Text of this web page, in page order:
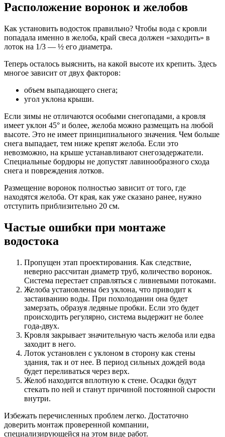
Расположение воронок и желобов
Как установить водосток правильно? Чтобы вода с кровли
попадала именно в желоба, край свеса должен «заходить» в
лоток на 1/3 — ½ его диаметра.
Теперь осталось выяснить, на какой высоте их крепить. Здесь
многое зависит от двух факторов:
объем выпадающего снега;
угол уклона крыши.
Если зимы не отличаются особыми снегопадами, а кровля
имеет уклон 45° и более, желоба можно размещать на любой
высоте. Это не имеет принципиального значения. Чем больше
снега выпадает, тем ниже крепят желоба. Если это
невозможно, на крыше устанавливают снегозадержатели.
Специальные бордюры не допустят лавинообразного схода
снега и повреждения лотков.
Размещение воронок полностью зависит от того, где
находятся желоба. От края, как уже сказано ранее, нужно
отступить приблизительно 20 см.
Частые ошибки при монтаже
водостока
Пропущен этап проектирования. Как следствие,
неверно рассчитан диаметр труб, количество воронок.
Система перестает справляться с ливневыми потоками.
Желоба установлены без уклона, что приводит к
застаиванию воды. При похолодании она будет
замерзать, образуя ледяные пробки. Если это будет
происходить регулярно, система выдержит не более
года-двух.
Кровля закрывает значительную часть желоба или едва
заходит в него.
Лоток установлен с уклоном в сторону как стены
здания, так и от нее. В период сильных дождей вода
будет переливаться через верх.
Желоб находится вплотную к стене. Осадки будут
стекать по ней и станут причиной постоянной сырости
внутри.
Избежать перечисленных проблем легко. Достаточно
доверить монтаж проверенной компании,
специализирующейся на этом виде работ.